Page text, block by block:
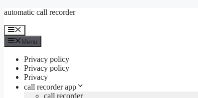
Aller
contenu
automatic call recorder
Menu
Menu
Privacy policy
Privacy policy
Privacy
call recorder app
call recorder